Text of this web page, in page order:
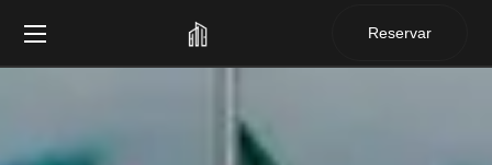
Reservar